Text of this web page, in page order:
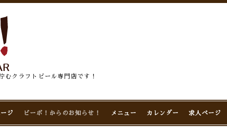
むクラフトビール専門店です！
ジ ビーボ！からのお知らせ！ メニュー カレンダー 求人ページ